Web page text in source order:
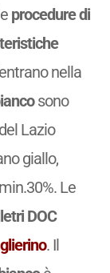
procedure di
nella
sono
Lazio
giallo,
Le
DOC
. Il